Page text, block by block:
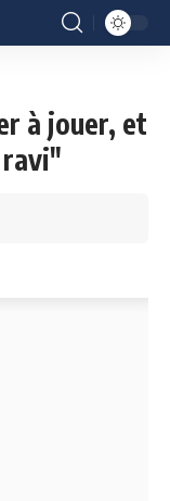
à jouer, et
ravi"